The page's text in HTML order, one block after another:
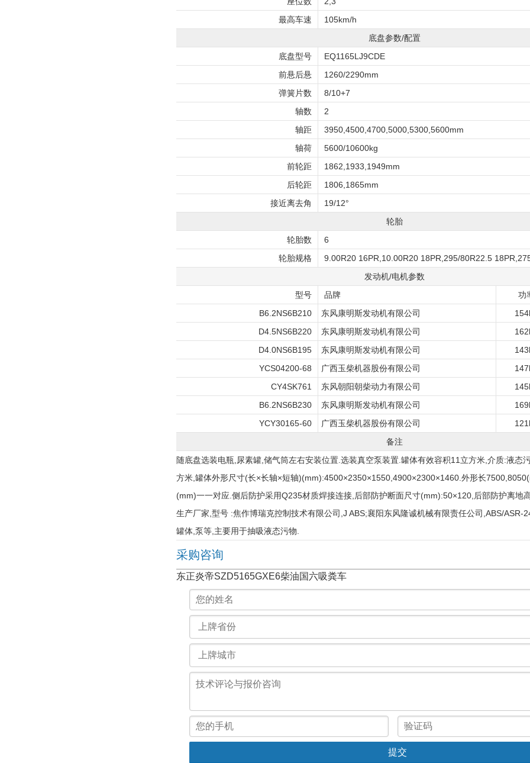
最高车速
105km/h
底盘参数/配置
底盘型号
EQ1165LJ9CDE
前悬后悬
1260/2290mm
弹簧片数
8/10+7
轴数
2
轴距
3950,4500,4700,5000,5300,5600mm
轴荷
5600/10600kg
前轮距
1862,1933,1949mm
后轮距
1806,1865mm
接近离去角
19/12°
轮胎
轮胎数
6
轮胎规格
9.00R20 16PR,10.00R20 18PR,295/80R22.5
发动机/电机参数
型号
品牌 功
B6.2NS6B210
东风康明斯发动机有限公司
D4.5NS6B220
东风康明斯发动机有限公司
D4.0NS6B195
东风康明斯发动机有限公司
YCS04200-68
广西玉柴机器股份有限公司
CY4SK761
东风朝阳朝柴动力有限公司
B6.2NS6B230
东风康明斯发动机有限公司
YCY30165-60
广西玉柴机器股份有限公司
备注
随底盘选装电瓶,尿素罐,储气筒左右安装位置.选装真空泵装置.罐体有效容积11立方米,介质:液态
方米,罐体外形尺寸(长×长轴×短轴)(mm):4500×2350×1550,4900×2300×1460.外形长
(mm)一一对应.侧后防护采用Q235材质焊接连接,后部防护断面尺寸(mm):50×120,后部防护离地
生产厂家,型号 :焦作博瑞克控制技术有限公司,J ABS;襄阳东风隆诚机械有限责任公司,ABS/ASR-
罐体,泵等,主要用于抽吸液态污物.
采购咨询
东正炎帝SZD5165GXE6柴油国六吸粪车